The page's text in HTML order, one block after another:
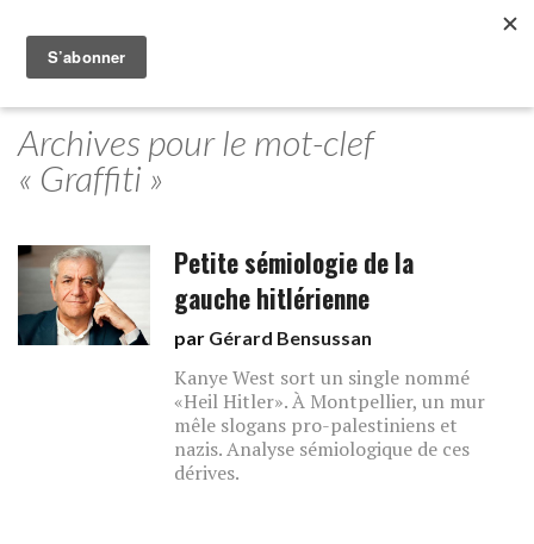
Archives pour le mot-clef
« Graffiti »
Petite sémiologie de la
gauche hitlérienne
par Gérard Bensussan
Kanye West sort un single nommé
«Heil Hitler». À Montpellier, un mur
mêle slogans pro-palestiniens et
nazis. Analyse sémiologique de ces
dérives.